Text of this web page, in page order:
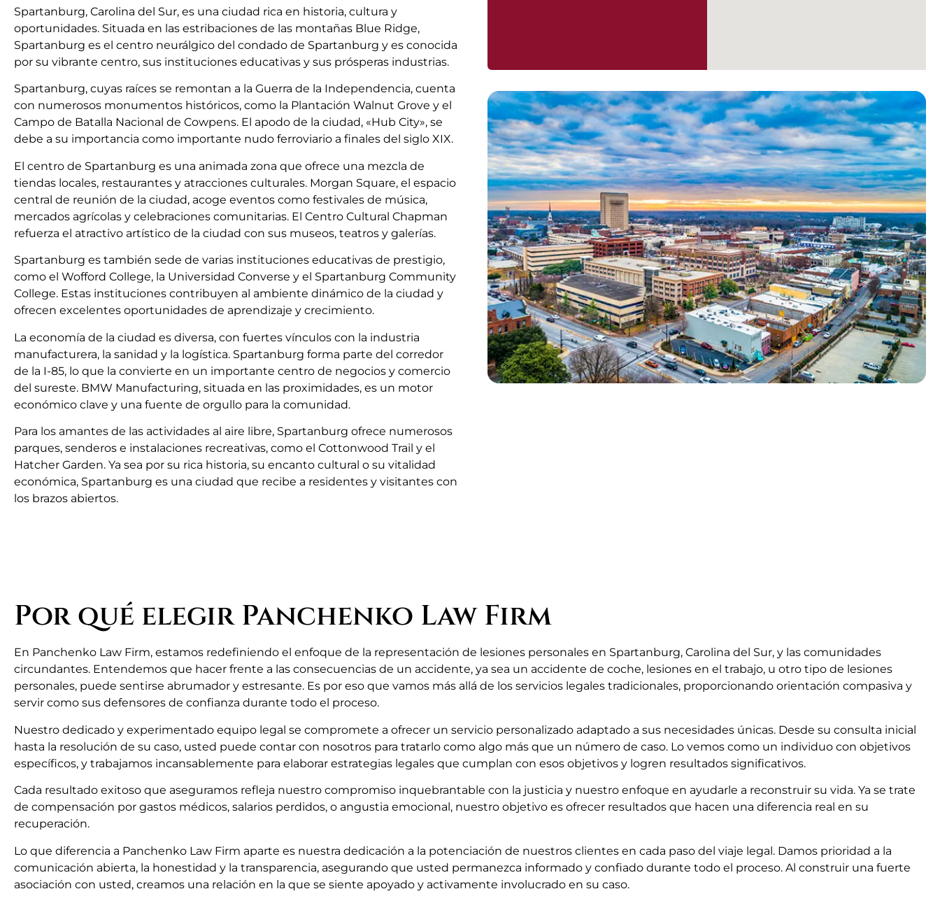
Spartanburg, Carolina del Sur, es una ciudad rica en historia, cultura y
oportunidades. Situada en las estribaciones de las montañas Blue Ridge,
Spartanburg es el centro neurálgico del condado de Spartanburg y es conocida
por su vibrante centro, sus instituciones educativas y sus prósperas industrias.
Spartanburg, cuyas raíces se remontan a la Guerra de la Independencia, cuenta
con numerosos monumentos históricos, como la Plantación Walnut Grove y el
Campo de Batalla Nacional de Cowpens. El apodo de la ciudad, «Hub City», se
debe a su importancia como importante nudo ferroviario a finales del siglo XIX.
El centro de Spartanburg es una animada zona que ofrece una mezcla de
tiendas locales, restaurantes y atracciones culturales. Morgan Square, el espacio
central de reunión de la ciudad, acoge eventos como festivales de música,
mercados agrícolas y celebraciones comunitarias. El Centro Cultural Chapman
refuerza el atractivo artístico de la ciudad con sus museos, teatros y galerías.
Spartanburg es también sede de varias instituciones educativas de prestigio,
como el Wofford College, la Universidad Converse y el Spartanburg Community
College. Estas instituciones contribuyen al ambiente dinámico de la ciudad y
ofrecen excelentes oportunidades de aprendizaje y crecimiento.
La economía de la ciudad es diversa, con fuertes vínculos con la industria
manufacturera, la sanidad y la logística. Spartanburg forma parte del corredor
de la I-85, lo que la convierte en un importante centro de negocios y comercio
del sureste. BMW Manufacturing, situada en las proximidades, es un motor
económico clave y una fuente de orgullo para la comunidad.
Para los amantes de las actividades al aire libre, Spartanburg ofrece numerosos
parques, senderos e instalaciones recreativas, como el Cottonwood Trail y el
Hatcher Garden. Ya sea por su rica historia, su encanto cultural o su vitalidad
económica, Spartanburg es una ciudad que recibe a residentes y visitantes con
los brazos abiertos.
Por qué elegir Panchenko Law Firm
En Panchenko Law Firm, estamos redefiniendo el enfoque de la representación de lesiones personales en Spartanburg, Carolina del Sur, y las comunidades
circundantes. Entendemos que hacer frente a las consecuencias de un accidente, ya sea un accidente de coche, lesiones en el trabajo, u otro tipo de lesiones
personales, puede sentirse abrumador y estresante. Es por eso que vamos más allá de los servicios legales tradicionales, proporcionando orientación compasiva y
servir como sus defensores de confianza durante todo el proceso.
Nuestro dedicado y experimentado equipo legal se compromete a ofrecer un servicio personalizado adaptado a sus necesidades únicas. Desde su consulta inicial
hasta la resolución de su caso, usted puede contar con nosotros para tratarlo como algo más que un número de caso. Lo vemos como un individuo con objetivos
específicos, y trabajamos incansablemente para elaborar estrategias legales que cumplan con esos objetivos y logren resultados significativos.
Cada resultado exitoso que aseguramos refleja nuestro compromiso inquebrantable con la justicia y nuestro enfoque en ayudarle a reconstruir su vida. Ya se trate
de compensación por gastos médicos, salarios perdidos, o angustia emocional, nuestro objetivo es ofrecer resultados que hacen una diferencia real en su
recuperación.
Lo que diferencia a Panchenko Law Firm aparte es nuestra dedicación a la potenciación de nuestros clientes en cada paso del viaje legal. Damos prioridad a la
comunicación abierta, la honestidad y la transparencia, asegurando que usted permanezca informado y confiado durante todo el proceso. Al construir una fuerte
asociación con usted, creamos una relación en la que se siente apoyado y activamente involucrado en su caso.